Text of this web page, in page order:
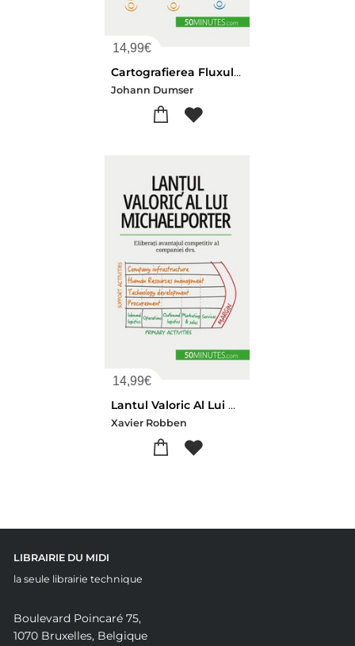
14,99€
Cartografierea Fluxului De Valoare : Reducerea Deseurilor Si Maximizarea Eficientei
Johann Dumser
14,99€
Lantul Valoric Al Lui Michael Porter : Eliberati Avantajul Competitiv Al Companiei Dvs.
Xavier Robben
LIBRAIRIE DU MIDI
la seule librairie technique
Boulevard Poincaré 75,
1070 Bruxelles, Belgique